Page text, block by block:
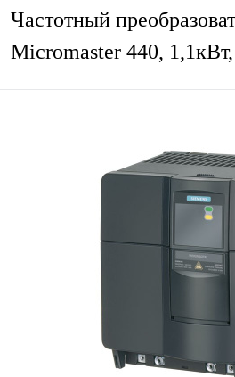
Частотный
Micromaster 440,